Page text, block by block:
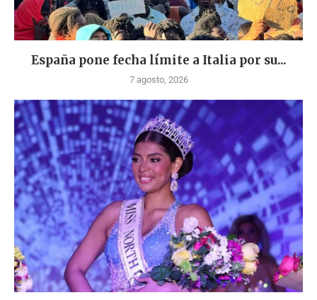
España pone fecha límite a Italia por su...
7 agosto, 2026